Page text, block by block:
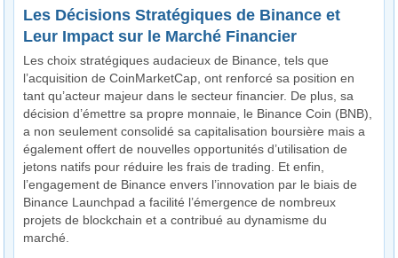
Les Décisions Stratégiques de Binance et
Leur Impact sur le Marché Financier
Les choix stratégiques audacieux de Binance, tels que
l’acquisition de CoinMarketCap, ont renforcé sa position en
tant qu’acteur majeur dans le secteur financier. De plus, sa
décision d’émettre sa propre monnaie, le Binance Coin (BNB),
a non seulement consolidé sa capitalisation boursière mais a
également offert de nouvelles opportunités d’utilisation de
jetons natifs pour réduire les frais de trading. Et enfin,
l’engagement de Binance envers l’innovation par le biais de
Binance Launchpad a facilité l’émergence de nombreux
projets de blockchain et a contribué au dynamisme du
marché.